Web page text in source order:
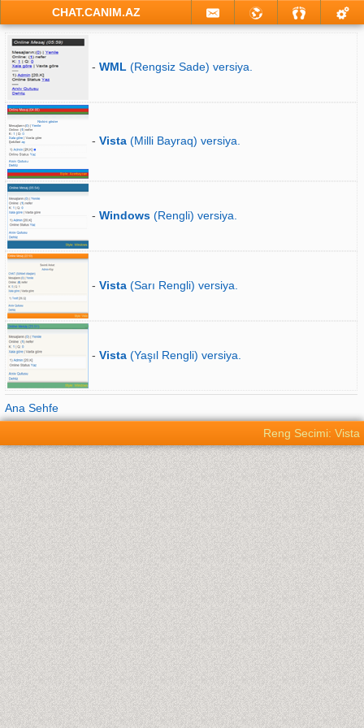
CHAT.CANIM.AZ
- WML (Rengsiz Sade) versiya.
- Vista (Milli Bayraq) versiya.
- Windows (Rengli) versiya.
- Vista (Sarı Rengli) versiya.
- Vista (Yaşıl Rengli) versiya.
Ana Sehfe
Reng Secimi: Vista